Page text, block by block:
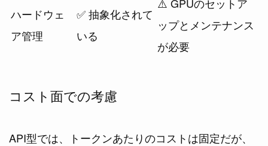
ハードウェ
ア管理
✅ 抽象化されて
いる
ップとメンテナンス
が必要
コスト面での考慮
API型では、トークンあたりのコストは固定だが、